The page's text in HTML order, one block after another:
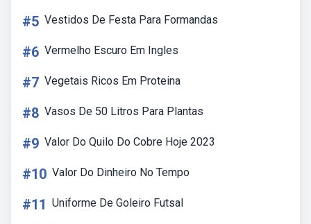
#5 Vestidos De Festa Para Formandas
#6 Vermelho Escuro Em Ingles
#7 Vegetais Ricos Em Proteina
#8 Vasos De 50 Litros Para Plantas
#9 Valor Do Quilo Do Cobre Hoje 2023
#10 Valor Do Dinheiro No Tempo
#11 Uniforme De Goleiro Futsal